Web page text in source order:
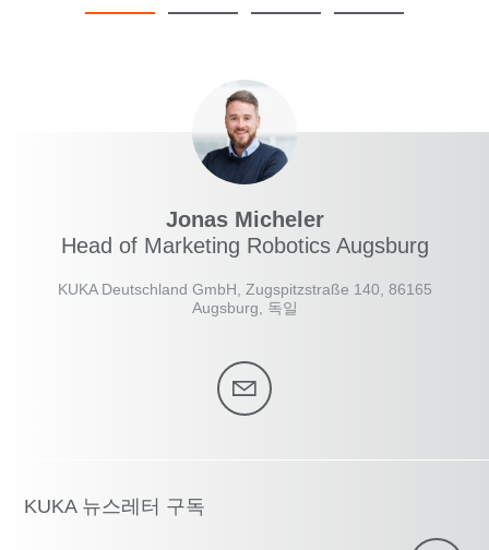
Jonas Micheler
Head of Marketing Robotics Augsburg
KUKA Deutschland GmbH, Zugspitzstraße 140, 86165
Augsburg, 독일
KUKA 뉴스레터 구독